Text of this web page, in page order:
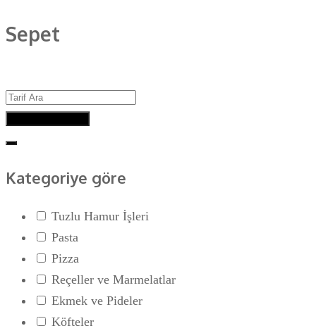
Sepet
Kategoriye göre
Tuzlu Hamur İşleri
Pasta
Pizza
Reçeller ve Marmelatlar
Ekmek ve Pideler
Köfteler